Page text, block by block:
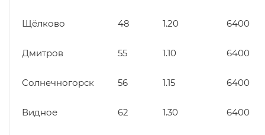
Щёлково 48 1.20 6400
Дмитров 55 1.10 6400
Солнечногорск 56 1.15 6400
Видное 62 1.30 6400